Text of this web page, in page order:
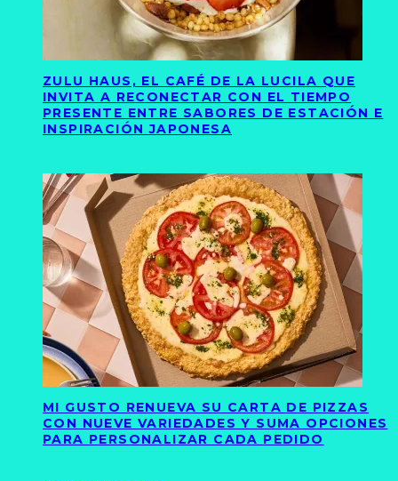
ZULU HAUS, EL CAFÉ DE LA LUCILA QUE
INVITA A RECONECTAR CON EL TIEMPO
PRESENTE ENTRE SABORES DE ESTACIÓN E
INSPIRACIÓN JAPONESA
MI GUSTO RENUEVA SU CARTA DE PIZZAS
CON NUEVE VARIEDADES Y SUMA OPCIONES
PARA PERSONALIZAR CADA PEDIDO